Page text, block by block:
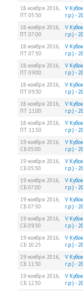
18 ноября 2016,
ПТ 05:50
V
г.р.) -
18 ноября 2016,
ПТ 07:00
V
г.р.) -
18 ноября 2016,
ПТ 07:50
V
г.р.) -
18 ноября 2016,
ПТ 09:00
V
г.р.) -
18 ноября 2016,
ПТ 09:30
V
г.р.) -
18 ноября 2016,
ПТ 11:00
V
г.р.) -
18 ноября 2016,
ПТ 11:50
V
г.р.) -
19 ноября 2016,
СБ 05:00
V
г.р.) -
19 ноября 2016,
СБ 05:50
V
г.р.) -
19 ноября 2016,
СБ 07:00
V
г.р.) -
19 ноября 2016,
СБ 07:50
V
г.р.) -
19 ноября 2016,
СБ 09:30
V
г.р.) -
19 ноября 2016,
СБ 10:25
V
г.р.) -
19 ноября 2016,
СБ 11:30
V
г.р.) -
19 ноября 2016,
СБ 12:50
V
г.р.) -